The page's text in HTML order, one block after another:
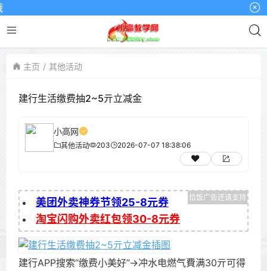
主页 其他活动
建行生活缴费抽2~5亓立减金
小高网
其他活动 203 2026-07-07 18:38:06
美团外卖神券节领25-8元券
淘宝闪购外卖红包领30-8元券
建行APP搜索“缴费小美好”->冲水电燃气費满30亓可得